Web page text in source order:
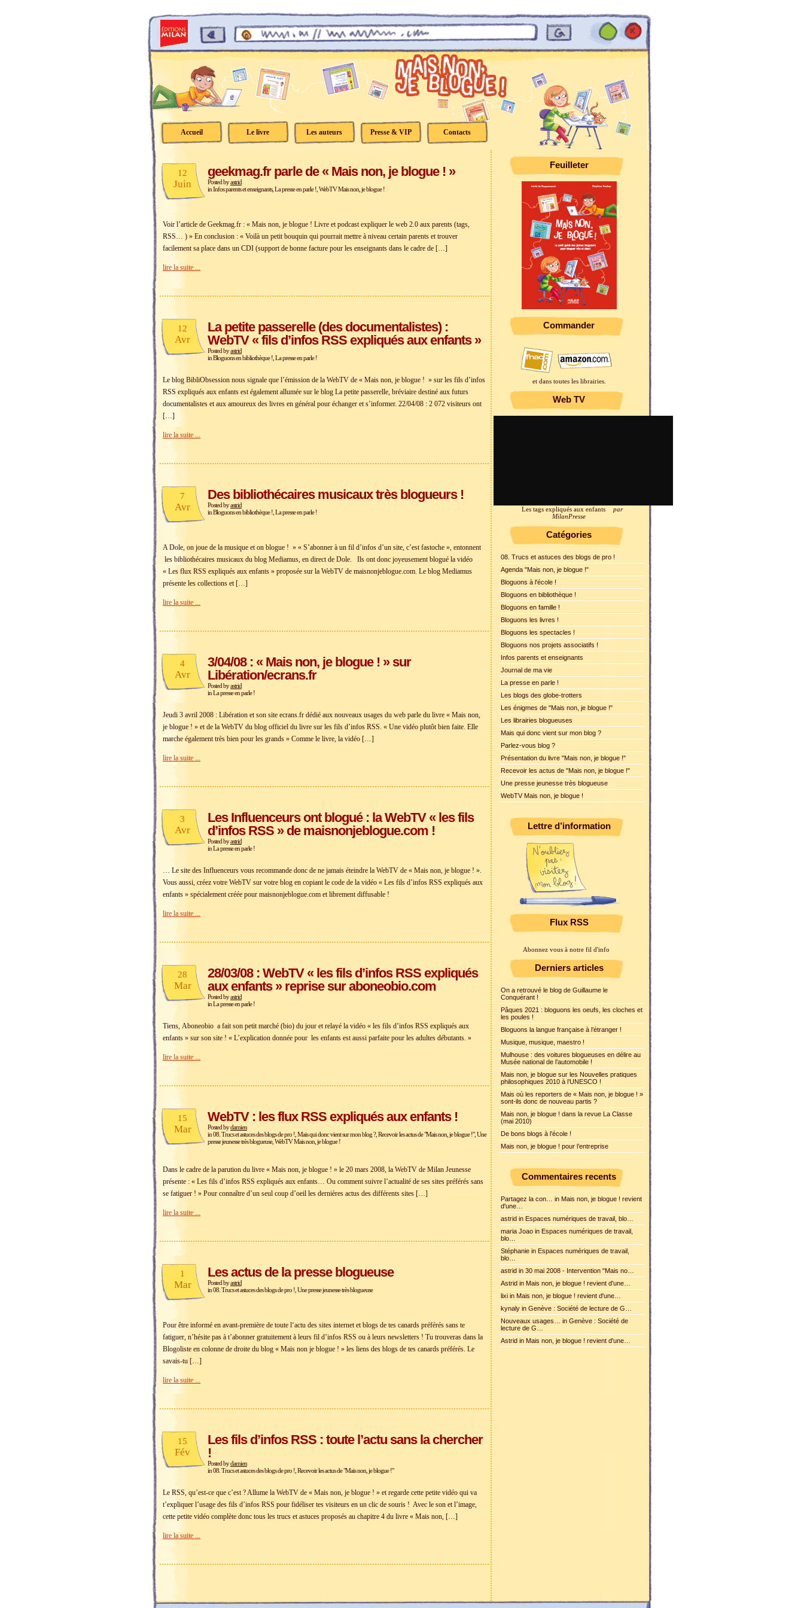
Accueil Le livre Les auteurs Presse & VIP Contacts
12
Juin
geekmag.fr parle de « Mais non, je blogue ! »
Posted byastrid
inInfos parents et enseignants, La presse en parle ! WebTV Mais non, je blogue !
Voir l’article de Geekmag.fr : « Mais non, je blogue ! Livre et podcast expliquer le web 2.0 aux parents (tags,
RSS… ) » En conclusion : « Voilà un petit bouquin qui pourrait mettre à niveau certain parents et trouver
facilement sa place dans un CDI (support de bonne facture pour les enseignants dans le cadre de […]
lire la suite ...
12
Avr
La petite passerelle (des documentalistes) :
WebTV « fils d’infos RSS expliqués aux enfants »
Posted byastrid
inBloguons en bibliothèque ! La presse en parle !
Le blog BibliObsession nous signale que l’émission de la WebTV de « Mais non, je blogue ! » sur les fils d’infos
RSS expliqués aux enfants est également allumée sur le blog La petite passerelle, bréviaire destiné aux futurs
documentalistes et aux amoureux des livres en général pour échanger et s’informer. 22/04/08 : 2 072 visiteurs ont
[…]
lire la suite ...
7
Avr
Des bibliothécaires musicaux très blogueurs !
Posted byastrid
inBloguons en bibliothèque ! La presse en parle !
A Dole, on joue de la musique et on blogue ! » « S’abonner à un fil d’infos d’un site, c’est fastoche », entonnent
les bibliothécaires musicaux du blog Mediamus, en direct de Dole. Ils ont donc joyeusement blogué la vidéo
« Les flux RSS expliqués aux enfants » proposée sur la WebTV de maisnonjeblogue.com. Le blog Mediamus
présente les collections et […]
lire la suite ...
4
Avr
3/04/08 : « Mais non, je blogue ! » sur
Libération/ecrans.fr
Posted byastrid
inLa presse en parle !
Jeudi 3 avril 2008 : Libération et son site ecrans.fr dédié aux nouveaux usages du web parle du livre « Mais non,
je blogue ! » et de la WebTV du blog officiel du livre sur les fils d’infos RSS. « Une vidéo plutôt bien faite. Elle
marche également très bien pour les grands » Comme le livre, la vidéo […]
lire la suite ...
3
Avr
Les Influenceurs ont blogué : la WebTV « les fils
d’infos RSS » de maisnonjeblogue.com !
Posted byastrid
inLa presse en parle !
… Le site des Influenceurs vous recommande donc de ne jamais éteindre la WebTV de « Mais non, je blogue ! ».
Vous aussi, créez votre WebTV sur votre blog en copiant le code de la vidéo « Les fils d’infos RSS expliqués aux
enfants » spécialement créée pour maisnonjeblogue.com et librement diffusable !
lire la suite ...
28
Mar
28/03/08 : WebTV « les fils d’infos RSS expliqués
aux enfants » reprise sur aboneobio.com
Posted byastrid
inLa presse en parle !
Tiens, Aboneobio a fait son petit marché (bio) du jour et relayé la vidéo « les fils d’infos RSS expliqués aux
enfants » sur son site ! « L’explication donnée pour les enfants est aussi parfaite pour les adultes débutants. »
lire la suite ...
15
Mar
WebTV : les flux RSS expliqués aux enfants !
Posted bydamien
in08. Trucs et astuces des blogs de pro ! Mais qui donc vient sur mon blog ?, Recevoir les actus de "Mais non, je blogue !", Une
presse jeunesse très blogueuse, WebTV Mais non, je blogue !
Dans le cadre de la parution du livre « Mais non, je blogue ! » le 20 mars 2008, la WebTV de Milan Jeunesse
présente : « Les fils d’infos RSS expliqués aux enfants… Ou comment suivre l’actualité de ses sites préférés sans
se fatiguer ! » Pour connaître d’un seul coup d’oeil les dernières actus des différents sites […]
lire la suite ...
1
Mar
Les actus de la presse blogueuse
Posted byastrid
in08. Trucs et astuces des blogs de pro ! Une presse jeunesse très blogueuse
Pour être informé en avant-première de toute l‘actu des sites internet et blogs de tes canards préférés sans te
fatiguer, n’hésite pas à t’abonner gratuitement à leurs fil d’infos RSS ou à leurs newsletters ! Tu trouveras dans la
Blogoliste en colonne de droite du blog « Mais non je blogue ! » les liens des blogs de tes canards préférés. Le
savais-tu […]
lire la suite ...
15
Fév
Les fils d’infos RSS : toute l’actu sans la chercher
!
Posted bydamien
in08. Trucs et astuces des blogs de pro ! Recevoir les actus de "Mais non, je blogue !"
Le RSS, qu’est-ce que c’est ? Allume la WebTV de « Mais non, je blogue ! » et regarde cette petite vidéo qui va
t’expliquer l’usage des fils d’infos RSS pour fidéliser tes visiteurs en un clic de souris ! Avec le son et l’image,
cette petite vidéo complète donc tous les trucs et astuces proposés au chapitre 4 du livre « Mais non, […]
lire la suite ...
Feuilleter
Commander
et dans toutes les librairies.
Web TV
Les tags expliqués aux enfants
par
MilanPresse
Catégories
08. Trucs et astuces des blogs de pro !
Agenda "Mais non, je blogue !"
Bloguons à l'école !
Bloguons en bibliothèque !
Bloguons en famille !
Bloguons les livres !
Bloguons les spectacles !
Bloguons nos projets associatifs !
Infos parents et enseignants
Journal de ma vie
La presse en parle !
Les blogs des globe-trotters
Les énigmes de "Mais non, je blogue !"
Les librairies blogueuses
Mais qui donc vient sur mon blog ?
Parlez-vous blog ?
Présentation du livre "Mais non, je blogue !"
Recevoir les actus de "Mais non, je blogue !"
Une presse jeunesse très blogueuse
WebTV Mais non, je blogue !
Lettre d’information
Flux RSS
Abonnez vous à notre fil d'info
Derniers articles
On a retrouvé le blog de Guillaume le
Conquérant !
Pâques 2021 : bloguons les oeufs, les cloches et
les poules !
Bloguons la langue française à l’étranger !
Musique, musique, maestro !
Mulhouse : des voitures blogueuses en délire au
Musée national de l’automobile !
Mais non, je blogue sur les Nouvelles pratiques
philosophiques 2010 à l’UNESCO !
Mais où les reporters de « Mais non, je blogue ! »
sont-ils donc de nouveau partis ?
Mais non, je blogue ! dans la revue La Classe
(mai 2010)
De bons blogs à l’école !
Mais non, je blogue ! pour l’entreprise
Commentaires recents
Partagez la con… in Mais non, je blogue ! revient
d'une…
astrid in Espaces numériques de travail, blo…
maria Joao in Espaces numériques de travail,
blo…
Stéphanie in Espaces numériques de travail,
blo…
astrid in 30 mai 2008 - Intervention "Mais no…
Astrid in Mais non, je blogue ! revient d'une…
lixi in Mais non, je blogue ! revient d'une…
kynaly in Genève : Société de lecture de G…
Nouveaux usages… in Genève : Société de
lecture de G…
Astrid in Mais non, je blogue ! revient d'une…